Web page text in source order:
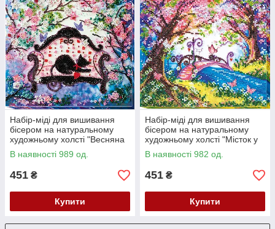
Набір-міді для вишивання
бісером на натуральному
художньому холсті "Весняна
гостя" Абрис Арт AMB-022
В наявності 989 од.
451 ₴
Купити
Набір-міді для вишивання
бісером на натуральному
художньому холсті "Місток у
весну" Абрис Арт AMB-023
В наявності 982 од.
451 ₴
Купити